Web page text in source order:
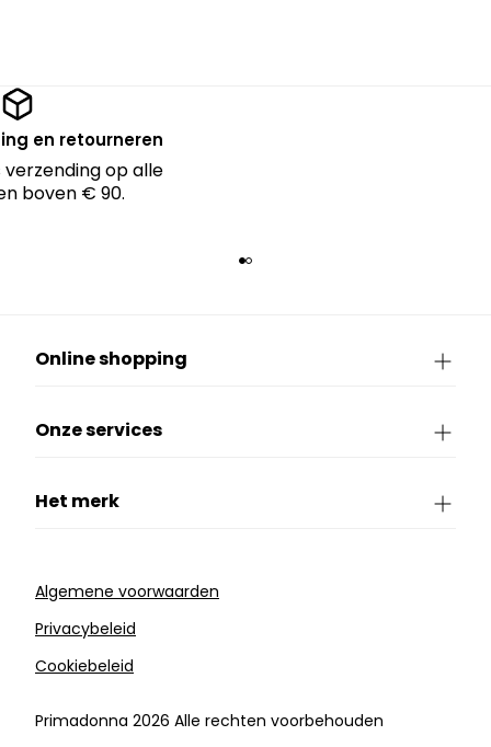
en retourneren
op alle
boven € 90.
Online shopping
Onze services
Het merk
Algemene voorwaarden
Privacybeleid
Cookiebeleid
Primadonna 2026 Alle rechten voorbehouden